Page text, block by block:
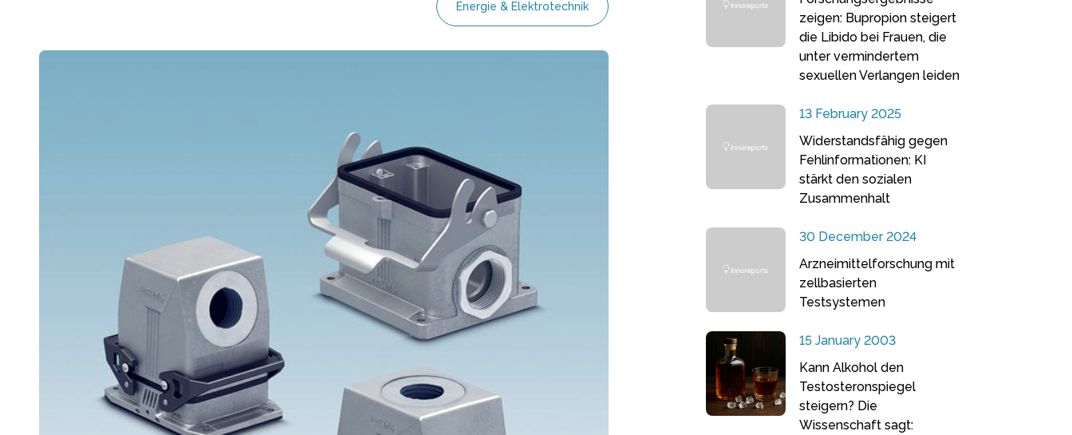
Energie & Elektrotechnik
zeigen: Bupropion steigert
die Libido bei Frauen, die
unter vermindertem
sexuellen Verlangen leiden
13 February 2025
Widerstandsfähig gegen
Fehlinformationen: KI
stärkt den sozialen
Zusammenhalt
30 December 2024
Arzneimittelforschung mit
zellbasierten
Testsystemen
15 January 2003
Kann Alkohol den
Testosteronspiegel
steigern? Die
Wissenschaft sagt: